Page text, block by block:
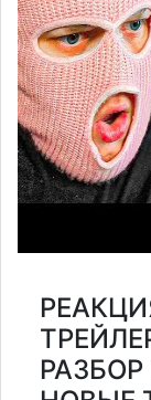
РАЗБОР